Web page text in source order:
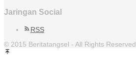
Jaringan Social
RSS
© 2015 Beritatangsel - All Rights Reserved.